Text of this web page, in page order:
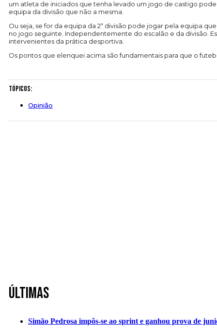
um atleta de iniciados que tenha levado um jogo de castigo
equipa da divisão que não a mesma.
Ou seja, se for da equipa da 2ª divisão pode jogar pela equipa
no jogo seguinte. Independentemente do escalão e da divisão.
intervenientes da prática desportiva.
Os pontos que elenquei acima são fundamentais para que o
Tópicos:
Opinião
Últimas
Simão Pedrosa impôs-se ao sprint e ganhou prova de